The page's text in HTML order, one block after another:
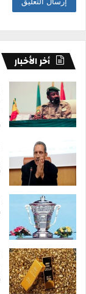
أخر الأخبار